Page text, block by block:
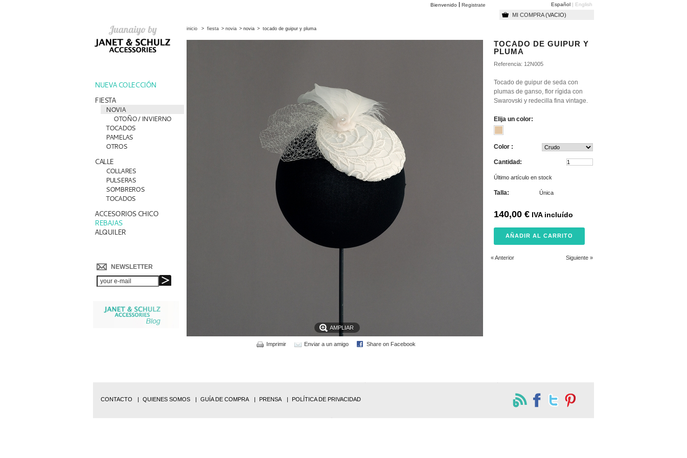
English
Español
MI COMPRA (VACIO)
Bienvenido Registrate
NUEVA COLECCIÓN
FIESTA
NOVIA
OTOÑO / INVIERNO
TOCADOS
PAMELAS
OTROS
CALLE
COLLARES
PULSERAS
SOMBREROS
TOCADOS
ACCESORIOS CHICO
REBAJAS
ALQUILER
NEWSLETTER
inicio > fiesta > novia > novia > tocado de guipur y pluma
AMPLIAR
Share on Facebook
Enviar a un amigo
Imprimir
TOCADO DE GUIPUR Y
PLUMA
Referencia: 12N005
Tocado de guipur de seda con
plumas de ganso, flor rígida con
Swarovski y redecilla fina vintage.
Elija un color:
Color :
Cantidad:
Último artículo en stock
Talla: Única
140,00 € IVA incluído
« Anterior Siguiente »
CONTACTO QUIENES SOMOS GUÍA DE COMPRA PRENSA POLÍTICA DE PRIVACIDAD